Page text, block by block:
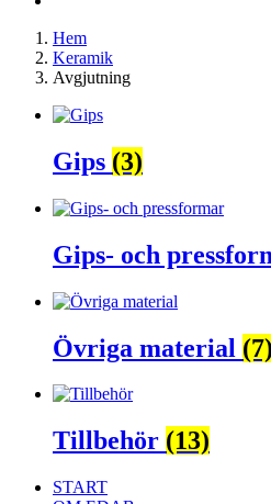
Hem
Keramik
Avgjutning
Gips (3)
Gips- och
Övriga material (7)
Tillbehör (13)
START